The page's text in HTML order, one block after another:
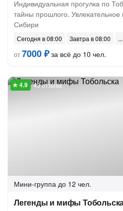
Индивидуальная прогулка по
тайны прошлого. Увлекательное
Сибири
Сегодня в 08:00
Завтра в 08:00
от7000 ₽за всё до 10 чел.
43 отзыва
Мини-группа до 12 чел.
Легенды и мифы